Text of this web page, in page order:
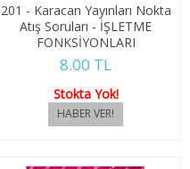
201 - Karacan Yayınları Nokta
Atış Soruları - İŞLETME
FONKSİYONLARI
8.00 TL
Stokta Yok!